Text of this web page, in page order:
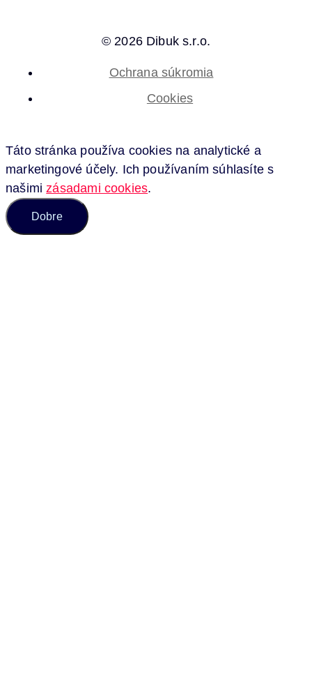
© 2026 Dibuk s.r.o.
Ochrana súkromia
Cookies
Táto stránka používa cookies na analytické a
marketingové účely. Ich používaním súhlasíte s
našimizásadami cookies.
Dobre